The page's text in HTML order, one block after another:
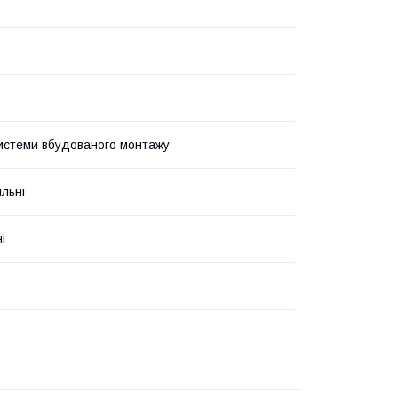
вбудованого монтажу